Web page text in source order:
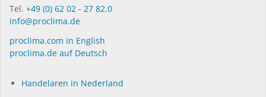
Tel. +49 (0) 62 02 - 27 82.0
info@proclima.de
proclima.com in English
proclima.de auf Deutsch
Handelaren in Nederland